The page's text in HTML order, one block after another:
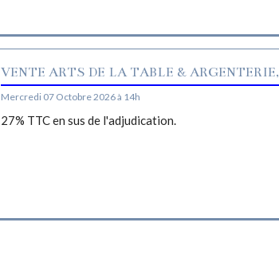
VENTE ARTS DE LA TABLE &
Mercredi 07 Octobre 2026 à 14h
27% TTC en sus de l'adjudication.